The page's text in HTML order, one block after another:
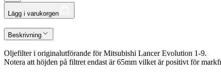
Lägg i varukorgen
Beskrivning
Oljefilter i originalutförande för Mitsubishi Lancer Evolution 1-9.
Notera att höjden på filtret endast är 65mm vilket är positivt för